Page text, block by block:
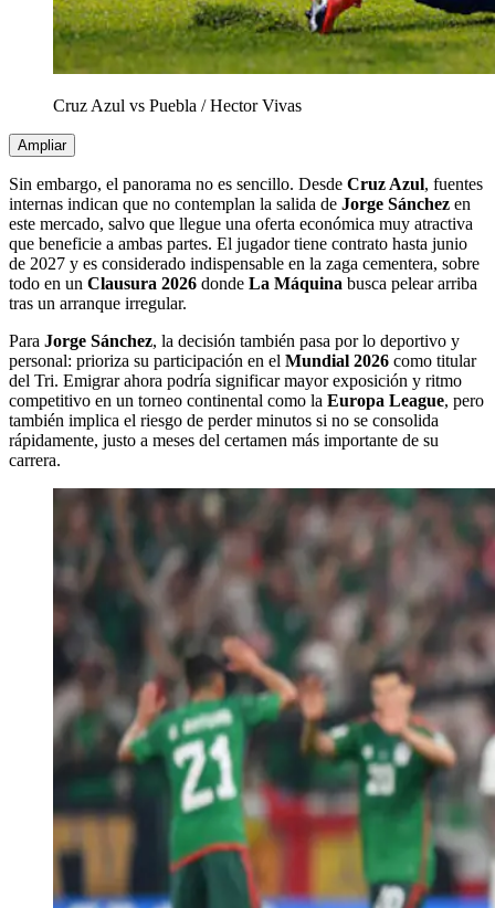
Cruz Azul vs Puebla /Hector Vivas
Ampliar
Sin embargo, el panorama no es sencillo. Desde Cruz Azul, fuentes
internas indican que no contemplan la salida de Jorge Sánchez en
este mercado, salvo que llegue una oferta económica muy atractiva
que beneficie a ambas partes. El jugador tiene contrato hasta junio
de 2027 y es considerado indispensable en la zaga cementera, sobre
todo en un Clausura 2026 donde La Máquina busca pelear arriba
tras un arranque irregular.
Para Jorge Sánchez, la decisión también pasa por lo deportivo y
personal: prioriza su participación en el Mundial 2026 como titular
del Tri. Emigrar ahora podría significar mayor exposición y ritmo
competitivo en un torneo continental como la Europa League, pero
también implica el riesgo de perder minutos si no se consolida
rápidamente, justo a meses del certamen más importante de su
carrera.